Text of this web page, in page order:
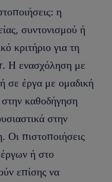
η
συντονισμού ή
κριτήριο για τη
Η ενασχόληση με
σε έργα με ομαδική
καθοδήγηση
στην
Οι πιστοποιήσεις
έργων ή στο
επίσης να